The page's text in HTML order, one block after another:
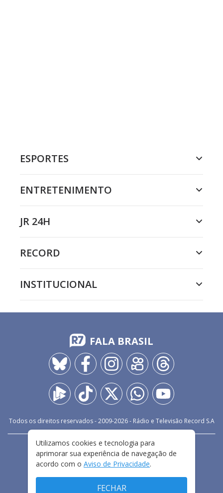
ESPORTES
ENTRETENIMENTO
JR 24H
RECORD
INSTITUCIONAL
FALA BRASIL
Todos os direitos reservados - 2009-2026- Rádio e Televisão Record S.A
FALE CONOSCO
PRIVACIDADE
TERMOS E CONDIÇÕES DE USO
Utilizamos cookies e tecnologia para
aprimorar sua experiência de navegação de
acordo com o Aviso de Privacidade.
FECHAR